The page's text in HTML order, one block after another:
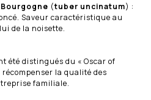
(tuber uncinatum) :
Saveur caractéristique au
de la noisette.
été distingués du « Oscar of
la qualité des
familiale.